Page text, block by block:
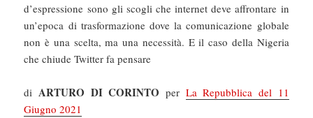
d’espressione sono gli scogli che internet deve affrontare in
un’epoca di trasformazione dove la comunicazione globale
non è una scelta, ma una necessità. E il caso della Nigeria
che chiude Twitter fa pensare
diARTURO DI CORINTO per La Repubblica del 11
Giugno 2021